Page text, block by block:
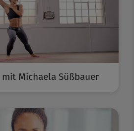
mit Michaela Süßbauer